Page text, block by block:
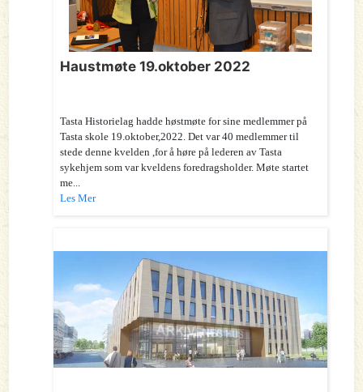
Haustmøte 19.oktober 2022
Tasta Historielag hadde høstmøte for sine medlemmer på
Tasta skole 19.oktober,2022. Det var 40 medlemmer til
stede denne kvelden ,for å høre på lederen av Tasta
sykehjem som var kveldens foredragsholder. Møte startet
me...
Les Mer